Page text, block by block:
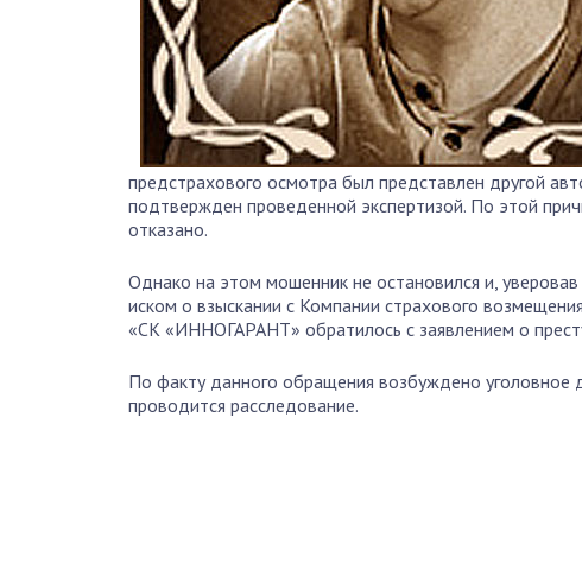
предстрахового осмотра был представлен другой
подтвержден проведенной экспертизой. По этой
отказано.
Однако на этом мошенник не остановился и,
иском о взыскании с Компании страхового
«СК «ИННОГАРАНТ» обратилось с заявлением о
По факту данного обращения возбуждено
проводится расследование.